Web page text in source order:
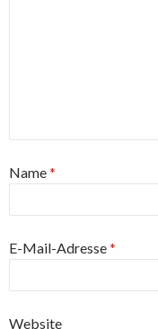
Name*
E-Mail-Adresse*
Website